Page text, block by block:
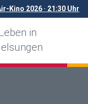
Kino 2026 · 21:30 Uhr
in